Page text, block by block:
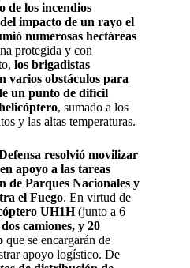
de los incendios
impacto de un rayo el
numerosas hectáreas
protegida y con
los brigadistas
varios obstáculos para
un punto de difícil
, sumado a los
y las altas temperaturas.
resolvió movilizar
apoyo a las tareas
de Parques Nacionales y
el Fuego. En virtud de
UH1H(junto a 6
dos camiones, y 20
que se encargarán de
apoyo logístico. De